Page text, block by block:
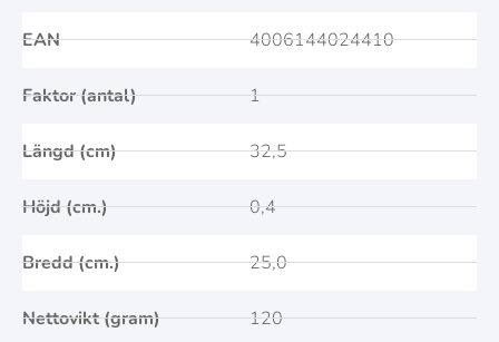
EAN
Faktor (antal)
Längd (cm)
Höjd (cm.)
Bredd (cm.)
Nettovikt (gram)
4006144024410
1
32,5
0,4
25,0
120